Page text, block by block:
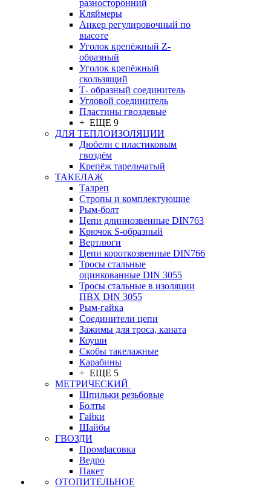
разносторонний
Кляймеры
Анкер регулировочный по
высоте
Уголок крепёжный Z-
образный
Уголок крепёжный
скользящий
Т- образный соединитель
Угловой соединитель
Пластины гвоздевые
+ ЕЩЕ 9
ДЛЯ ТЕПЛОИЗОЛЯЦИИ
Дюбели с пластиковым
гвоздём
Крепёж тарельчатый
ТАКЕЛАЖ
Талреп
Стропы и комплектующие
Рым-болт
Цепи длиннозвенные DIN763
Крючок S-образный
Вертлюги
Цепи короткозвенные DIN766
Тросы стальные
оцинкованные DIN 3055
Тросы стальные в изоляции
ПВХ DIN 3055
Рым-гайка
Соединители цепи
Зажимы для троса, каната
Коуши
Скобы такелажные
Карабины
+ ЕЩЕ 5
МЕТРИЧЕСКИЙ
Шпильки резьбовые
Болты
Гайки
Шайбы
ГВОЗДИ
Промфасовка
Ведро
Пакет
ОТОПИТЕЛЬНОЕ